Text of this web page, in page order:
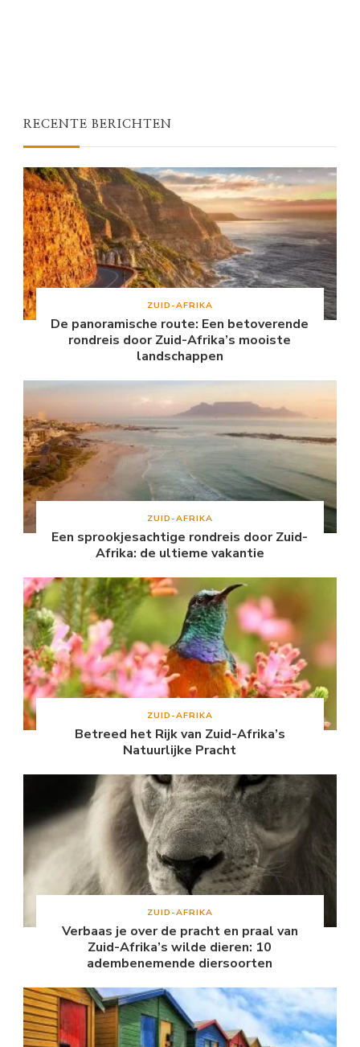
RECENTE BERICHTEN
ZUID-AFRIKA
De panoramische route: Een betoverende
rondreis door Zuid-Afrika’s mooiste
landschappen
ZUID-AFRIKA
Een sprookjesachtige rondreis door Zuid-
Afrika: de ultieme vakantie
ZUID-AFRIKA
Betreed het Rijk van Zuid-Afrika’s
Natuurlijke Pracht
ZUID-AFRIKA
Verbaas je over de pracht en praal van
Zuid-Afrika’s wilde dieren: 10
adembenemende diersoorten